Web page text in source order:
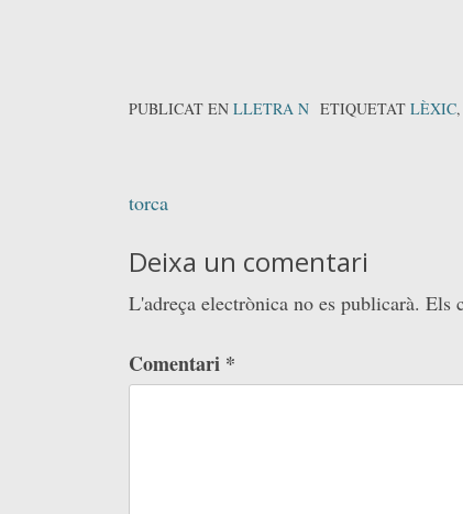
PUBLICAT EN LLETRA N ETIQUETAT LÈXIC,
Navegació
torca
Deixa un comentari
L'adreça electrònica no es publicarà. Els
Comentari *